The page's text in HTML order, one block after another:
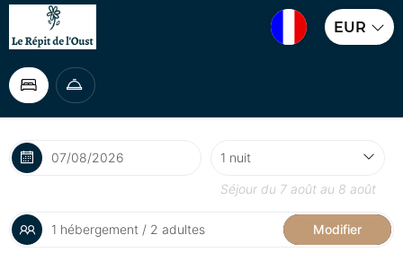
EUR
Séjour du 7 août au 8 août
1 hébergement / 2 adultes Modifier